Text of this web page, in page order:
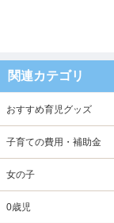
関連カテゴリ
おすすめ育児グッズ
子育ての費用・補助金
女の子
0歳児